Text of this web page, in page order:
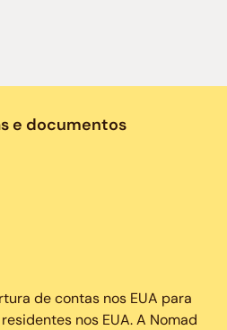
e documentos
de contas nos EUA para
nos EUA. A Nomad